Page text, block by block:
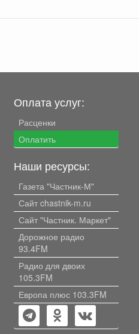
Оплата услуг:
Расценки
Оплатить
Наши ресурсы:
Газета "Частник-М"
Сайт chastnik-m.ru
Сайт "Частник. Маркет"
Дорожное радио
93.4FM
Радио для двоих
105.3FM
Европа плюс 103.3FM